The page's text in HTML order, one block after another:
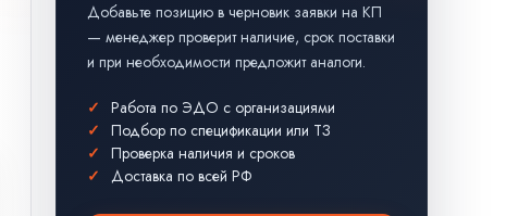
Добавьте позицию в черновик заявки на КП
— менеджер проверит наличие, срок поставки
и при необходимости предложит аналоги.
Работа по ЭДО с организациями
Подбор по спецификации или ТЗ
Проверка наличия и сроков
Доставка по всей РФ